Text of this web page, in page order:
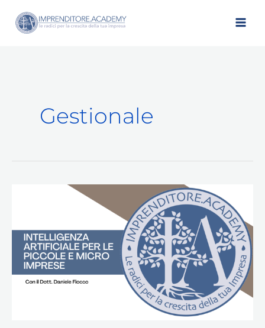
contenuto
Gestionale
le
piccole
micro